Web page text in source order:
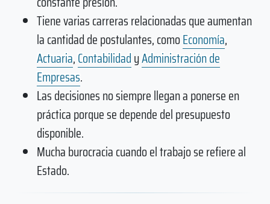
Tiene varias carreras relacionadas que aumentan
la cantidad de postulantes, comoEconomía,
Actuaria,ContabilidadyAdministración de
Empresas.
Las decisiones no siempre llegan a ponerse en
práctica porque se depende del presupuesto
disponible.
Mucha burocracia cuando el trabajo se refiere al
Estado.